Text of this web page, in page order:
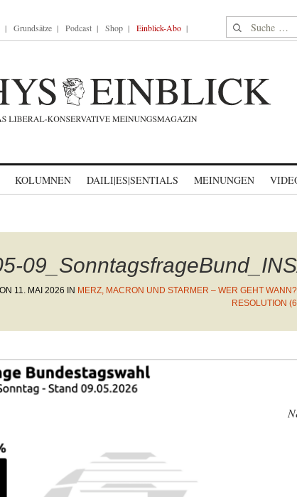
Grundsätze Podcast Shop Einblick-Abo Suche nach:
KOLUMNEN DAILI|ES|SENTIALS MEINUNGEN
11. MAI 2026 IN MERZ, MACRON UND STARMER – WER GEHT WANN?
RESOLUTION